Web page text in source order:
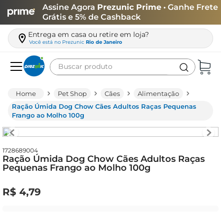
Assine Agora Prezunic Prime • Ganhe Frete
Grátis e 5% de Cashback
Entrega em casa ou retire em loja?
Você está no Prezunic Rio de Janeiro
Buscar produto
Pet Shop Cães
Alimentação
Ração Úmida Dog Chow Cães Adultos Raças Pequenas
Frango ao Molho 100g
1728689004
Ração Úmida Dog Chow Cães Adultos Raças
Pequenas Frango ao Molho 100g
R$ 4,79
leite
café
queijo
arroz
azeite